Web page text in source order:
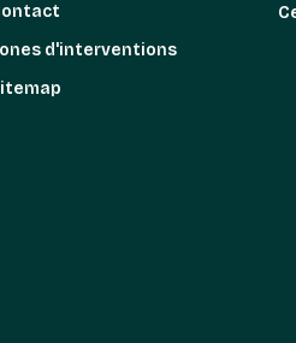
d'interventions